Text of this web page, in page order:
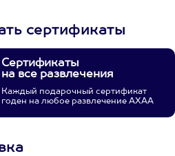
сертификаты
Сертификаты
на все развлечения
Каждый подарочный сертификат
годен на любое развлечение АХАА